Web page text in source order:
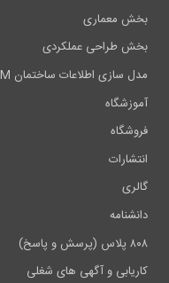
بخش معماری
بخش طراحی عملکردی
مدل سازی اطلاعات ساختمان BIM
آموزشگاه
فروشگاه
انتشارات
گالری
دانشنامه
۸۰۸ پلاس (پرسش و پاسخ)
کاریابی و آگهی های شغلی